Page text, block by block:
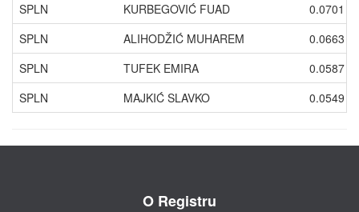
SPLN
KURBEGOVIĆ FUAD
0.0701
SPLN
ALIHODŽIĆ MUHAREM
0.0663
SPLN
TUFEK EMIRA
0.0587
SPLN
MAJKIĆ SLAVKO 0.0549
O Registru